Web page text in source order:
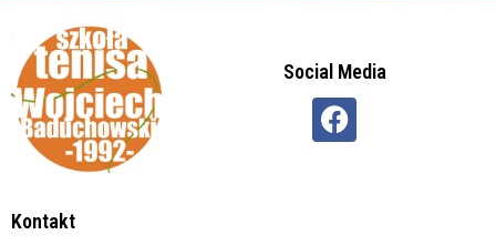
Social Media
Kontakt